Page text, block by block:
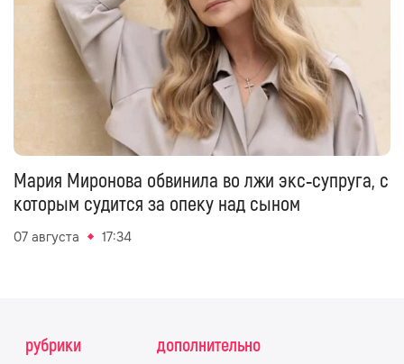
Мария Миронова обвинила во лжи экс‑супруга, с
которым судится за опеку над сыном
07 августа 17:34
рубрики
дополнительно